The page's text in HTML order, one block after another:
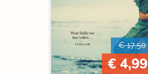
€ 17,50
€ 4,99